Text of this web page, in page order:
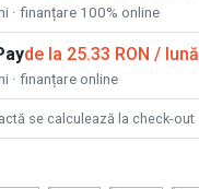
· finanțare 100% online
de la 25.33 RON / lună
· finanțare online
se calculează la check-out